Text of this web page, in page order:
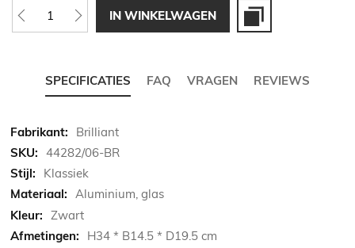
IN WINKELWAGEN
SPECIFICATIES FAQ VRAGEN REVIEWS
Meer
informatie
Brilliant
44282/06-BR
Klassiek
Aluminium, glas
Zwart
H34 * B14.5 * D19.5 cm